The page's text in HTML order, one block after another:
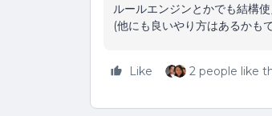
ルールエンジンとかでも結構
(他にも良いやり方はあるかも
Like 2 people like